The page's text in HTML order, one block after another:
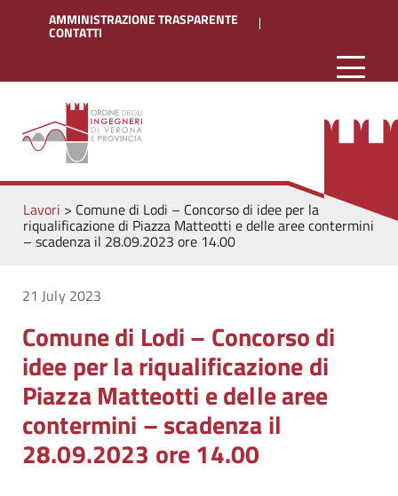
AMMINISTRAZIONE TRASPARENTE
CONTATTI
Lavori > Comune di Lodi – Concorso di idee per la
riqualificazione di Piazza Matteotti e delle aree contermini
– scadenza il 28.09.2023 ore 14.00
21 July 2023
Comune di Lodi – Concorso di
idee per la riqualificazione di
Piazza Matteotti e delle aree
contermini – scadenza il
28.09.2023 ore 14.00